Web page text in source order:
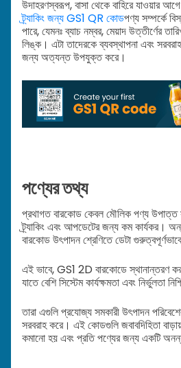
উদাহরণস্বরূপ, বাসা থেকে বাহিরে যাওয়ার
ট্র্যাকিং জন্য GS1 QR কোডপণ্য সম্পর্কে
পারে, যেমনঃ ব্যাচ নম্বর, মেয়াদ উত্তীর্ণের
লিঙ্ক। এটা তাদেরকে ব্যবস্থাপনা এবং
জন্য অত্যন্ত উপযুক্ত করে।
পণ্যের তথ্য
প্রথাগত বারকোড কেবল মৌলিক পণ্য উপাত্ত
ট্র্যাকিং এবং আপডেটের জন্য কম কার্যকর।
বারকোড উৎপাদন শ্রেণিতে ডেটা
এই ভাবে, GS1 2D বারকোডে স্থানান্তরণ
যাতে বেশি সিস্টেম কার্যক্ষমতা এবং নির্ভুলতা
তারা এগুলি প্রযোজ্য সমকারী উৎপাদন
সরবরাহ করে। এই কোডগুলি জবাবদিহিতা
কমানো হয় এবং প্রতি পণ্যের জন্য একটি